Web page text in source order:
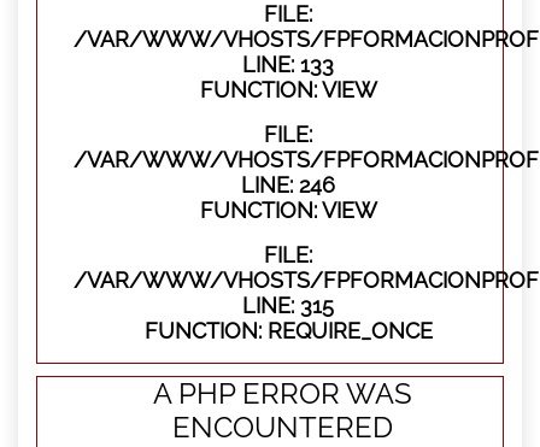
FILE:
/VAR/WWW/VHOSTS/
LINE: 133
FUNCTION: VIEW
FILE:
/VAR/WWW/VHOSTS/
LINE: 246
FUNCTION: VIEW
FILE:
/VAR/WWW/VHOSTS/
LINE: 315
FUNCTION: REQUIRE_ONCE
A PHP ERROR WAS
ENCOUNTERED